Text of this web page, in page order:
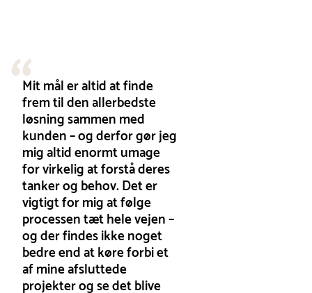
Mit mål er altid at finde
frem til den allerbedste
løsning sammen med
kunden – og derfor gør jeg
mig altid enormt umage
for virkelig at forstå deres
tanker og behov. Det er
vigtigt for mig at følge
processen tæt hele vejen –
og der findes ikke noget
bedre end at køre forbi et
af mine afsluttede
projekter og se det blive